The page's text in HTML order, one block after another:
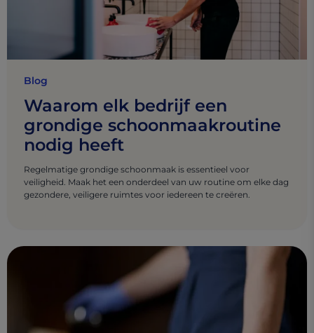
Blog
Waarom elk bedrijf een
grondige schoonmaakroutine
nodig heeft
Regelmatige grondige schoonmaak is essentieel voor
veiligheid. Maak het een onderdeel van uw routine om elke dag
gezondere, veiligere ruimtes voor iedereen te creëren.